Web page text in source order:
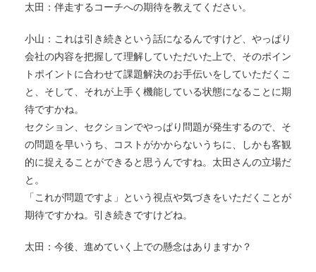
太田：伴走するコーチへの期待を教えてください。
小山：これは引き続きという話になるんですけど、やっぱり
会社の内容を把握して理解していただいた上で、そのポイン
トポイントに合わせて課題解決のお手伝いをしていただくこ
と、そして、それが上手く機能している状態になることに期
待ですかね。
セクション、セクションでやっぱり問題が発生するので、そ
の問題を早いうち、コストがかからないうちに、しかも客観
的に捉えることができると思うんですね。太田さんの立場だ
と。
「これが問題ですよ」という視点や気づきをいただくことが
期待ですかね。引き続きですけどね。
太田：今後、進めていく上での懸念はありますか？